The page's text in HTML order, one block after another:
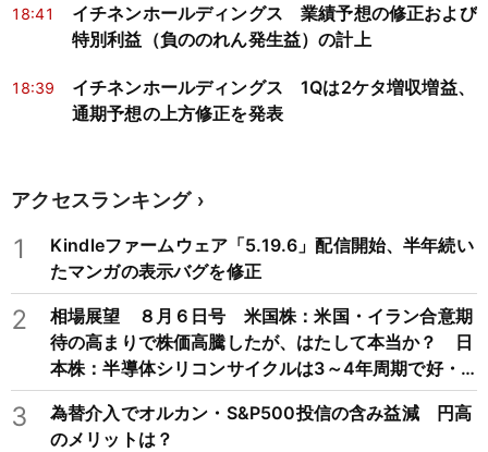
18:41
イチネンホールディングス 業績予想の修正および
特別利益（負ののれん発生益）の計上
18:39
イチネンホールディングス 1Qは2ケタ増収増益、
通期予想の上方修正を発表
アクセスランキング
1
Kindleファームウェア「5.19.6」配信開始、半年続い
たマンガの表示バグを修正
2
相場展望 ８月６日号 米国株：米国・イラン合意期
待の高まりで株価高騰したが、はたして本当か？ 日
本株：半導体シリコンサイクルは3～4年周期で好・
不況を繰り返すため注意
3
為替介入でオルカン・S&P500投信の含み益減 円高
のメリットは？